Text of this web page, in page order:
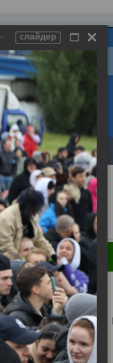
бюджет
слайдер